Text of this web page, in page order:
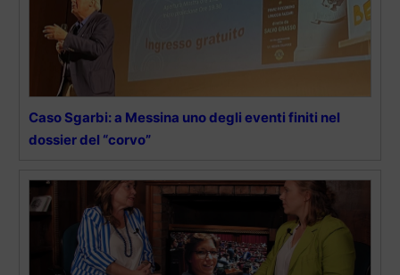
Caso Sgarbi: a Messina uno degli eventi finiti nel
dossier del “corvo”